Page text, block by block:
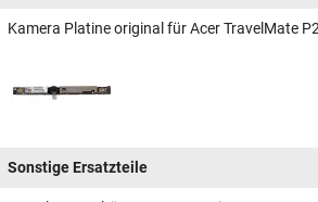
Kamera Platine original für Acer TravelMate
Sonstige Ersatzteile